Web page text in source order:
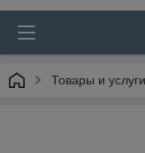
Товары и услуги